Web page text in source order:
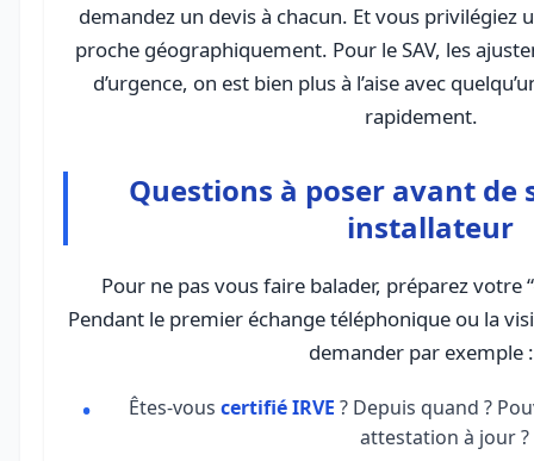
demandez un devis à chacun. Et vous privilégiez
proche géographiquement. Pour le SAV, les
d’urgence, on est bien plus à l’aise avec
rapidement.
Questions à poser avant de
installateur
Pour ne pas vous faire balader, préparez votre
Pendant le premier échange téléphonique ou la
demander par exemple :
Êtes-vous certifié IRVE ? Depuis quand ?
attestation à jour ?